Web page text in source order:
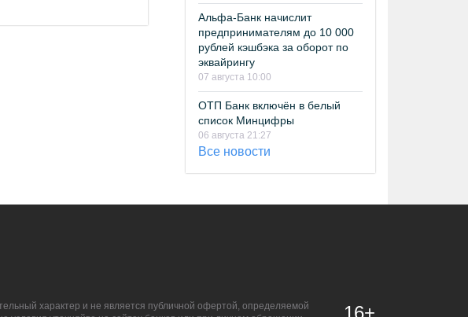
Альфа-Банк начислит
предпринимателям до 10 000
рублей кэшбэка за оборот по
эквайрингу
07 августа 10:00
ОТП Банк включён в белый
список Минцифры
06 августа 21:27
Все новости
характер и не является публичной офертой, определяемой
16+